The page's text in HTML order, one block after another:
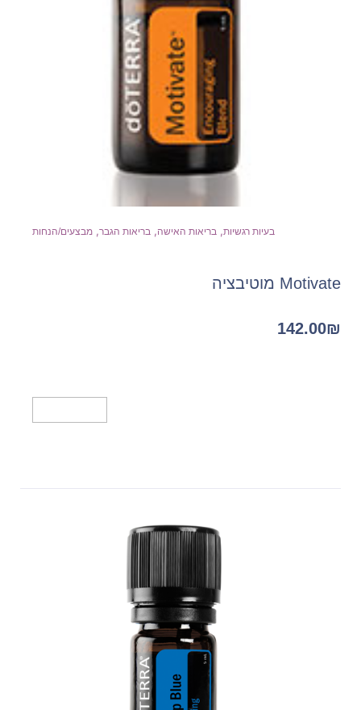
בעיות רגשיות, בריאות האישה, בריאות הגבר, מבצעים/הנחות
Motivate מוטיבציה
142.00₪